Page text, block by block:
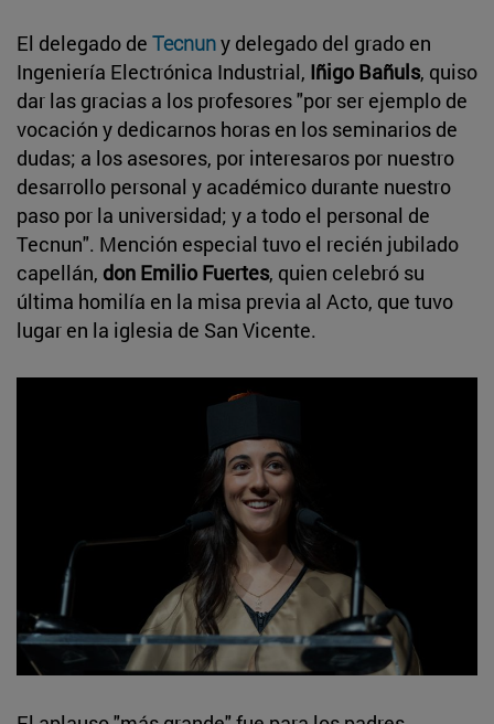
El delegado de Tecnuny delegado del grado en
Ingeniería Electrónica Industrial, Iñigo Bañuls, quiso
dar las gracias a los profesores "por ser ejemplo de
vocación y dedicarnos horas en los seminarios de
dudas; a los asesores, por interesaros por nuestro
desarrollo personal y académico durante nuestro
paso por la universidad; y a todo el personal de
Tecnun". Mención especial tuvo el recién jubilado
capellán, don Emilio Fuertes, quien celebró su
última homilía en la misa previa al Acto, que tuvo
lugar en la iglesia de San Vicente.